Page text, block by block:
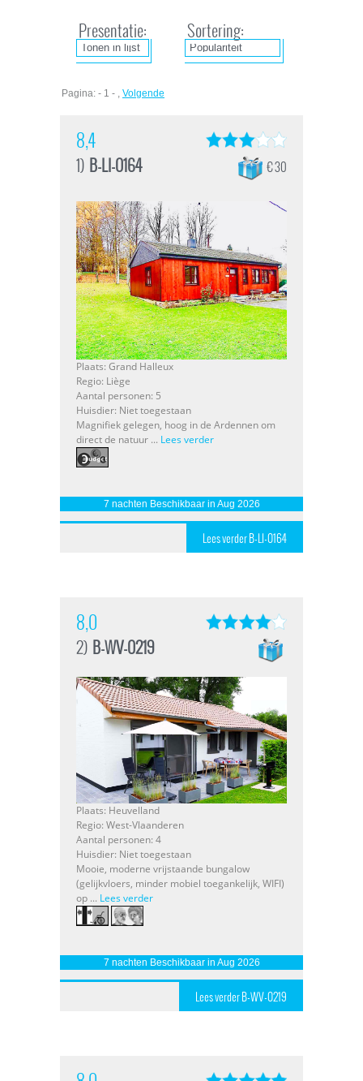
Presentatie: Sortering:
Pagina: - 1 - , Volgende
8,4
1) B-LI-0164 € 30
Plaats: Grand Halleux
Regio: Liège
Aantal personen: 5
Huisdier: Niet toegestaan
Magnifiek gelegen, hoog in de Ardennen om
direct de natuur ... Lees verder
7 nachten Beschikbaar in Aug 2026
Lees verder B-LI-0164
8,0
2) B-WV-0219
Plaats: Heuvelland
Regio: West-Vlaanderen
Aantal personen: 4
Huisdier: Niet toegestaan
Mooie, moderne vrijstaande bungalow
(gelijkvloers, minder mobiel toegankelijk, WIFI)
op ... Lees verder
7 nachten Beschikbaar in Aug 2026
Lees verder B-WV-0219